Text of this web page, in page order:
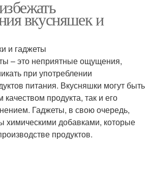
вкусняшек и
и гаджеты
– это неприятные ощущения,
при употреблении
питания. Вкусняшки могут быть
продукта, так и его
Гаджеты, в свою очередь,
химическими добавками, которые
продуктов.